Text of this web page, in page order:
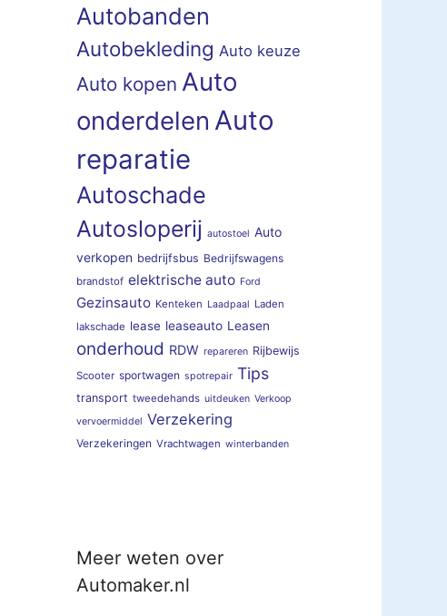
Autobanden
Autobekleding Auto keuze
Auto kopen Auto
onderdelen Auto
reparatie
Autoschade
Autosloperij autostoel Auto
verkopen bedrijfsbus Bedrijfswagens
brandstof elektrische auto Ford
Gezinsauto Kenteken Laadpaal Laden
lakschade lease leaseauto Leasen
onderhoud RDW repareren Rijbewijs
Scooter sportwagen spotrepair Tips
transport tweedehands uitdeuken Verkoop
vervoermiddel Verzekering
Verzekeringen Vrachtwagen winterbanden
Meer weten over
Automaker.nl